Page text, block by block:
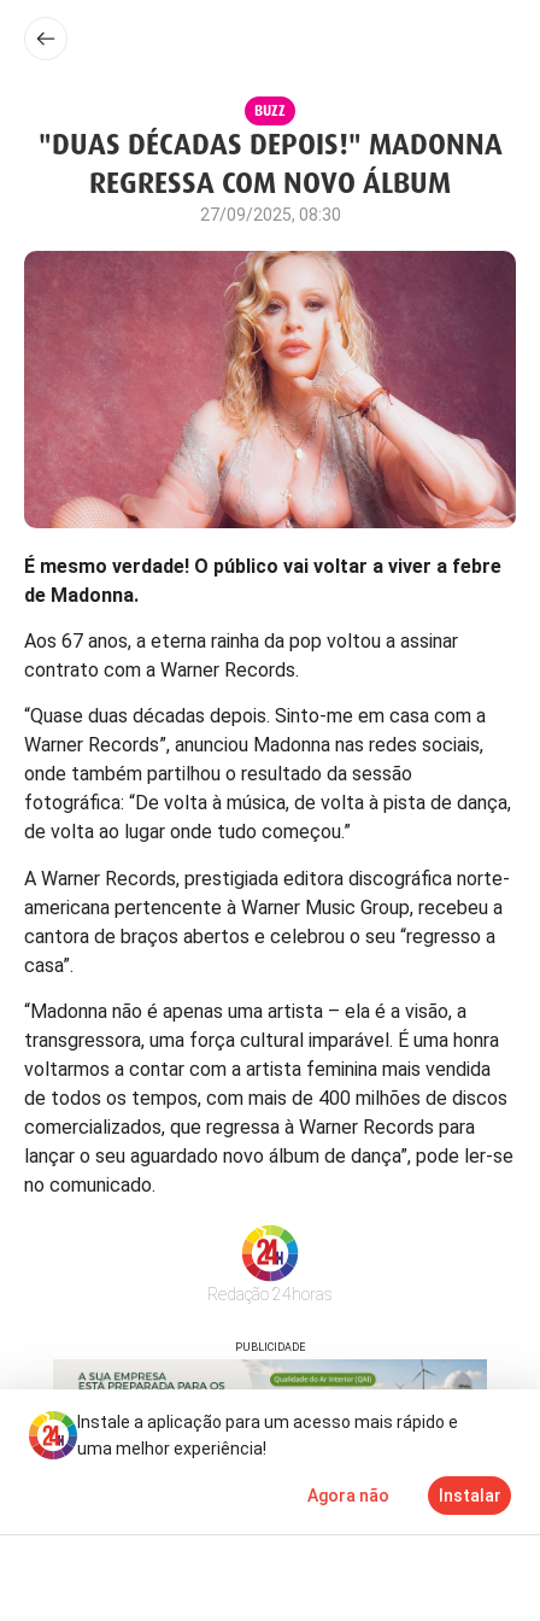
BUZZ
"DUAS DÉCADAS DEPOIS!" MADONNA
REGRESSA COM NOVO ÁLBUM
27/09/2025, 08:30
É mesmo verdade! O público vai voltar a viver a febre
de Madonna.
Aos 67 anos, a eterna rainha da pop voltou a assinar
contrato com a Warner Records.
“Quase duas décadas depois. Sinto-me em casa com a
Warner Records”, anunciou Madonna nas redes sociais,
onde também partilhou o resultado da sessão
fotográfica: “De volta à música, de volta à pista de dança,
de volta ao lugar onde tudo começou.”
A Warner Records, prestigiada editora discográfica norte-
americana pertencente à Warner Music Group, recebeu a
cantora de braços abertos e celebrou o seu “regresso a
casa”.
“Madonna não é apenas uma artista – ela é a visão, a
transgressora, uma força cultural imparável. É uma honra
voltarmos a contar com a artista feminina mais vendida
de todos os tempos, com mais de 400 milhões de discos
comercializados, que regressa à Warner Records para
lançar o seu aguardado novo álbum de dança”, pode ler-se
no comunicado.
Redação 24horas
PUBLICIDADE
Mais
Instale a aplicação para um acesso mais rápido e
uma melhor experiência!
Agora não Instalar